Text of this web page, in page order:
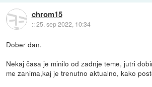
chrom15
::25. sep 2022, 10:34
Dober dan.
Nekaj časa je minilo od zadnje teme, jutri
me zanima,kaj je trenutno aktualno, kako